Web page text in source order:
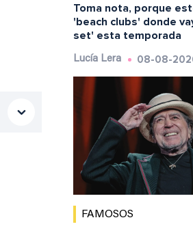
Toma nota, porque
'beach clubs' donde
set' esta temporada
Lucía Lera 08-08-
FAMOSOS